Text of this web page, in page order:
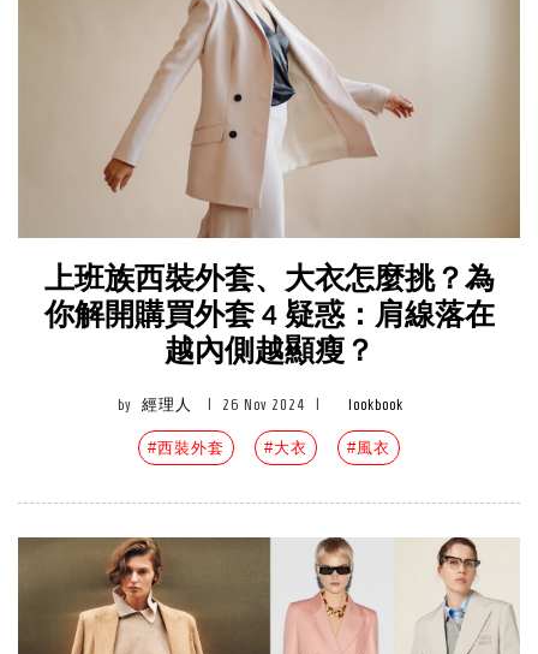
上班族西裝外套、大衣怎麼挑？為
你解開購買外套 4 疑惑：肩線落在
越內側越顯瘦？
by 經理人 26 Nov 2024 lookbook
#西裝外套 #大衣 #風衣